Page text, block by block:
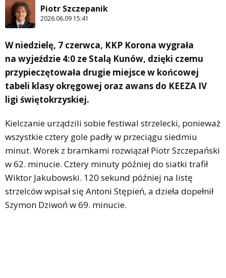
Piotr Szczepanik
2026.06.09 15:41
W niedzielę, 7 czerwca, KKP Korona wygrała
na wyjeździe 4:0 ze Stalą Kunów, dzięki czemu
przypieczętowała drugie miejsce w końcowej
tabeli klasy okręgowej oraz awans do KEEZA IV
ligi świętokrzyskiej.
Kielczanie urządzili sobie festiwal strzelecki, ponieważ
wszystkie cztery gole padły w przeciągu siedmiu
minut. Worek z bramkami rozwiązał Piotr Szczepański
w 62. minucie. Cztery minuty później do siatki trafił
Wiktor Jakubowski. 120 sekund później na listę
strzelców wpisał się Antoni Stępień, a dzieła dopełnił
Szymon Dziwoń w 69. minucie.